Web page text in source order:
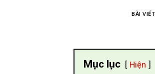
BÀI
Mục lục Hiện